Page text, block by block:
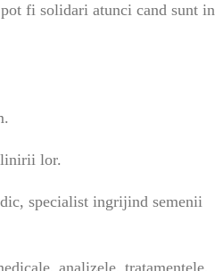
fi solidari atunci cand sunt in
lor.
specialist ingrijind semenii
analizele, tratamentele,